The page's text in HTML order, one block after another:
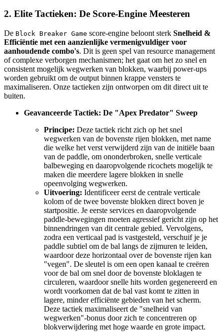
2. Elite Tactieken: De Score-Engine Meesteren
De Block Breaker Game score-engine beloont sterk Snelheid &
Efficiëntie met een aanzienlijke vermenigvuldiger voor
aanhoudende combo's. Dit is geen spel van resource management
of complexe verborgen mechanismen; het gaat om het zo snel en
consistent mogelijk wegwerken van blokken, waarbij power-ups
worden gebruikt om de output binnen krappe vensters te
maximaliseren. Onze tactieken zijn ontworpen om dit direct uit te
buiten.
Geavanceerde Tactiek: De "Apex Predator" Sweep
Principe: Deze tactiek richt zich op het snel
wegwerken van de bovenste rijen blokken, met name
die welke het verst verwijderd zijn van de initiële baan
van de paddle, om ononderbroken, snelle verticale
balbeweging en daaropvolgende ricochets mogelijk te
maken die meerdere lagere blokken in snelle
opeenvolging wegwerken.
Uitvoering: Identificeer eerst de centrale verticale
kolom of de twee bovenste blokken direct boven je
startpositie. Je eerste services en daaropvolgende
paddle-bewegingen moeten agressief gericht zijn op het
binnendringen van dit centrale gebied. Vervolgens,
zodra een verticaal pad is vastgesteld, verschuif je je
paddle subtiel om de bal langs de zijmuren te leiden,
waardoor deze horizontaal over de bovenste rijen kan
"vegen". De sleutel is om een open kanaal te creëren
voor de bal om snel door de bovenste bloklagen te
circuleren, waardoor snelle hits worden gegenereerd en
wordt voorkomen dat de bal vast komt te zitten in
lagere, minder efficiënte gebieden van het scherm.
Deze tactiek maximaliseert de "snelheid van
wegwerken"-bonus door zich te concentreren op
blokverwijdering met hoge waarde en grote impact.